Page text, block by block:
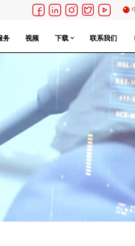
English
français
русский
español
português
日本語
务 视频 下载 联系我们